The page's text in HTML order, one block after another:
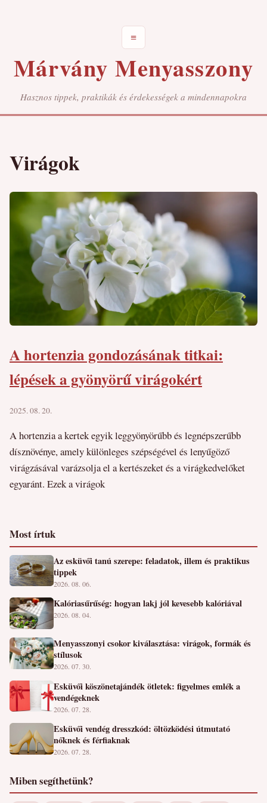
≡
Márvány Menyasszony
Hasznos tippek, praktikák és érdekességek a mindennapokra
Virágok
A hortenzia gondozásának titkai:
lépések a gyönyörű virágokért
2025. 08. 20.
A hortenzia a kertek egyik leggyönyörűbb és legnépszerűbb
dísznövénye, amely különleges szépségével és lenyűgöző
virágzásával varázsolja el a kertészeket és a virágkedvelőket
egyaránt. Ezek a virágok
Most írtuk
Az esküvői tanú szerepe: feladatok, illem és praktikus
tippek
2026. 08. 06.
Kalóriasűrűség: hogyan lakj jól kevesebb kalóriával
2026. 08. 04.
Menyasszonyi csokor kiválasztása: virágok, formák és
stílusok
2026. 07. 30.
Esküvői köszönetajándék ötletek: figyelmes emlék a
vendégeknek
2026. 07. 28.
Esküvői vendég dresszkód: öltözködési útmutató
nőknek és férfiaknak
2026. 07. 28.
Miben segíthetünk?